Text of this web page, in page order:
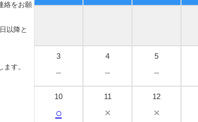
絡をお願
以降と
す。
3
－
4
－
5
－
10
○
11
×
12
×